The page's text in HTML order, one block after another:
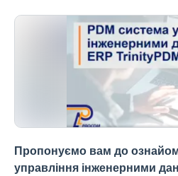
Пропонуємо вам до
управління інженерними